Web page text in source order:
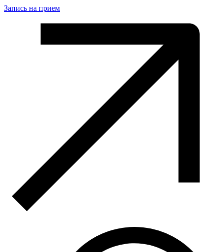
Запись на прием